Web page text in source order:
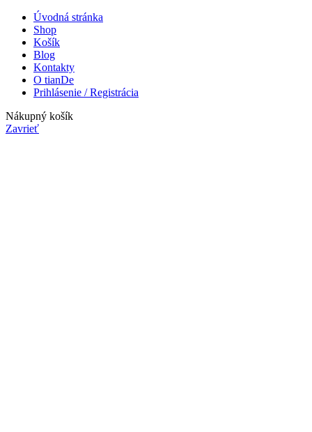
Úvodná stránka
Shop
Košík
Blog
Kontakty
O tianDe
Prihlásenie / Registrácia
Nákupný košík
Zavrieť